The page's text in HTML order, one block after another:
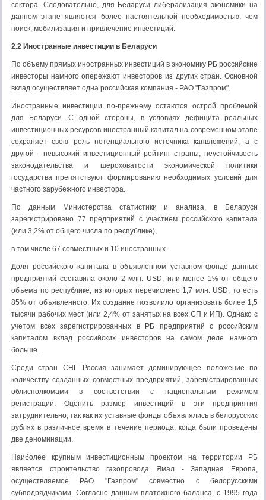
сектора. Следовательно, для Беларуси либерализация экономики на
данном этапе является более настоятельной необходимостью, чем
поиск, мобилизация и привлечение инвестиций.
2.2 Иностранные инвестиции в Беларуси
По объему прямых иностранных инвестиций в экономику РБ российские
инвесторы намного опережают инвесторов из других стран. Основной
вклад осуществляет одна российская компания - РАО "Газпром".
Иностранные инвестиции по-прежнему остаются острой проблемой
для Беларуси. С одной стороны, в условиях дефицита реальных
инвестиционных ресурсов иностранный капитал на современном этапе
сохраняет свою роль потенциального источника капвложений, а с
другой - невысокий инвестиционный рейтинг страны, неустойчивость
законодательства и шероховатости экономической политики
государства препятствуют формированию необходимых условий для
частного зарубежного инвестора.
По данным Министерства статистики и анализа, в Беларуси
зарегистрировано 77 предприятий с участием российского капитала
(или 3,2% от общего числа по республике),
в том числе 67 совместных и 10 иностранных.
Доля российского капитала в объявленном уставном фонде данных
предприятий составила около 2 млн. USD, или менее 1% от общего
объема по республике, из которых перечислено 1,7 млн. USD, то есть
85% от объявленного. Их создание позволило организовать более 1,5
тысячи рабочих мест (или 2,4% от занятых на всех СП и ИП). Однако с
учетом всех зарегистрированных в РБ предприятий с российским
капиталом вклад российских инвесторов на самом деле намного
больше.
Среди стран СНГ Россия занимает доминирующее положение по
количеству созданных совместных предприятий, зарегистрированных
облисполкомами в соответствии с национальным режимом
регистрации. Оценить размер инвестиций в эти предприятия
затруднительно, так как их уставные фонды объявлялись в белорусских
рублях в различное время в течение периода, когда были проведены
две деноминации.
Наиболее крупным инвестиционным проектом на территории РБ
является строительство газопровода Ямал - Западная Европа,
осуществляемое РАО "Газпром" совместно с белорусскими
субподрядчиками. Согласно данным платежного баланса, с 1995 года